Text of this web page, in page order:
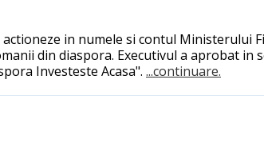
in numele si contul Ministerului
din diaspora. Executivul a aprobat in
Investeste Acasa". ...continuare.